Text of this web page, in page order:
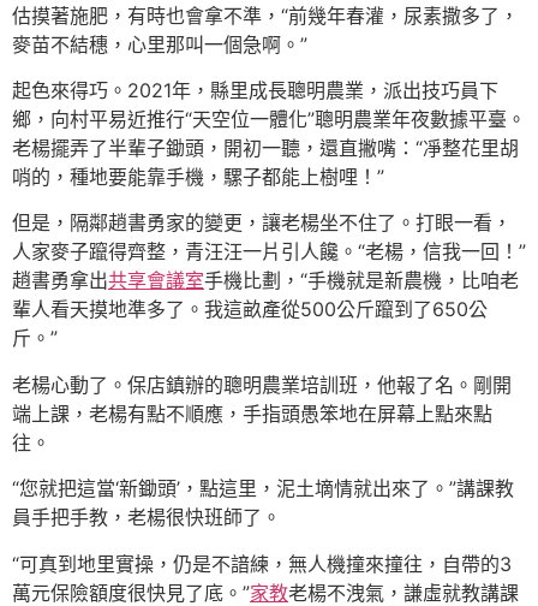
估摸著施肥，有時也會拿不準，“前幾年春灌，尿素撒多了，
麥苗不結穗，心里那叫一個急啊。”
起色來得巧。2021年，縣里成長聰明農業，派出技巧員下
鄉，向村平易近推行“天空位一體化”聰明農業年夜數據平臺。
老楊擺弄了半輩子鋤頭，開初一聽，還直撇嘴：“凈整花里胡
哨的，種地要能靠手機，騾子都能上樹哩！”
但是，隔鄰趙書勇家的變更，讓老楊坐不住了。打眼一看，
人家麥子躥得齊整，青汪汪一片引人饞。“老楊，信我一回！”
趙書勇拿出共享會議室手機比劃，“手機就是新農機，比咱老
輩人看天摸地準多了。我這畝產從500公斤躥到了650公
斤。”
老楊心動了。保店鎮辦的聰明農業培訓班，他報了名。剛開
端上課，老楊有點不順應，手指頭愚笨地在屏幕上點來點
往。
“您就把這當‘新鋤頭’，點這里，泥土墑情就出來了。”講課教
員手把手教，老楊很快班師了。
“可真到地里實操，仍是不諳練，無人機撞來撞往，自帶的3
萬元保險額度很快見了底。”家教老楊不洩氣，謙虛就教講課